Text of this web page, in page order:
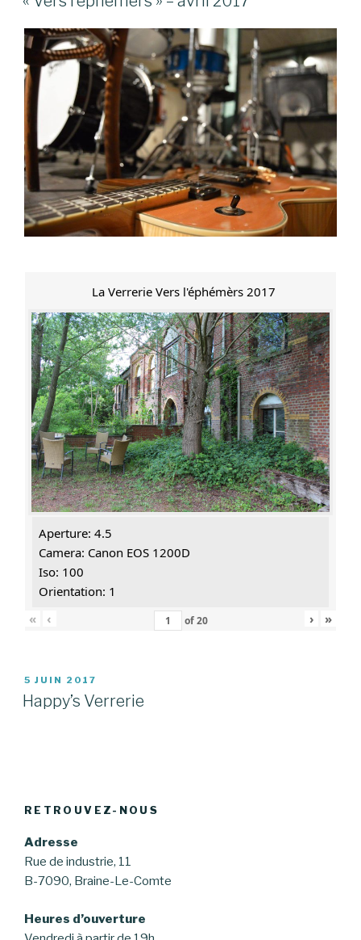
La Verrerie Vers l'éphémèrs 2017
Aperture: 4.5
Camera: Canon EOS 1200D
Iso: 100
Orientation: 1
«
‹ of20 › »
PUBLIÉ
LE
5 JUIN 2017
Happy’s Verrerie
RETROUVEZ-NOUS
Adresse
Rue de industrie, 11
B-7090, Braine-Le-Comte
Heures d’ouverture